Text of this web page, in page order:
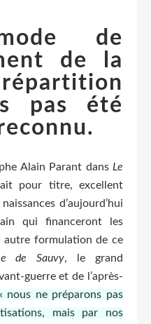
de
de la
pas été
Alain Parant dans Le
pour titre, excellent
d’aujourd’hui
qui financeront les
autre formulation de ce
de Sauvy, le grand
guerre et de l’après-
nous ne préparons pas
mais par nos